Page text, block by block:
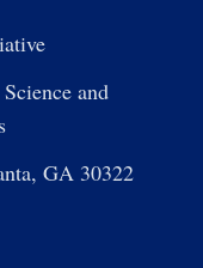
and
GA 30322